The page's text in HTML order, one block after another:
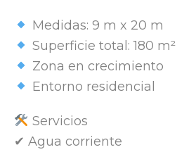
Medidas: 9 m x 20 m
Superficie total: 180 m²
Zona en crecimiento
Entorno residencial
Servicios
✔ Agua corriente